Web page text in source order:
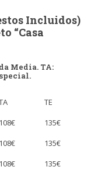
Incluidos)
“Casa
Media. TA:
TE
108€
135€
108€
135€
108€
135€